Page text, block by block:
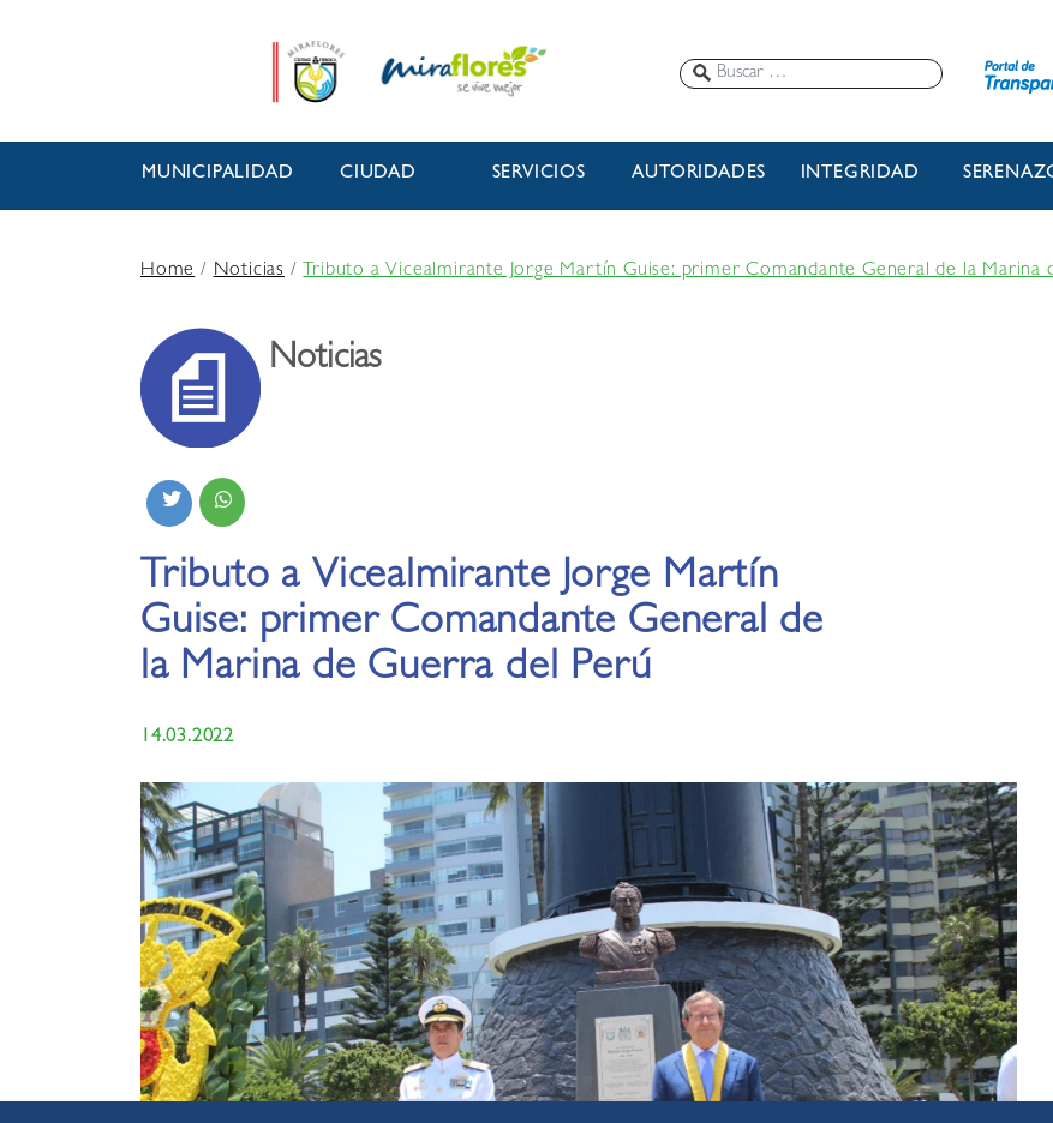
MUNICIPALIDAD CIUDAD SERVICIOS AUTORIDADES INTEGRIDAD
Home/Noticias /Tributo a Vicealmirante Jorge Martín Guise: primer Comandante General de la Marina
Noticias
Tributo a Vicealmirante Jorge Martín
Guise: primer Comandante General de
la Marina de Guerra del Perú
14.03.2022